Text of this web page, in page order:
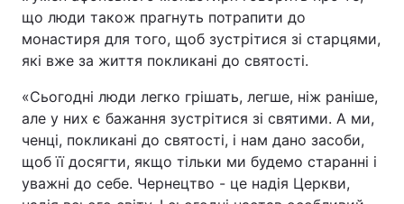
що люди також прагнуть потрапити до
монастиря для того, щоб зустрітися зі старцями,
які вже за життя покликані до святості.
«Сьогодні люди легко грішать, легше, ніж раніше,
але у них є бажання зустрітися зі святими. А ми,
ченці, покликані до святості, і нам дано засоби,
щоб її досягти, якщо тільки ми будемо старанні і
уважні до себе. Чернецтво - це надія Церкви,